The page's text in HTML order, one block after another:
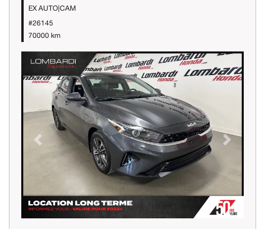
EX AUTO|CAM
#26145
70000 km
Previous Next